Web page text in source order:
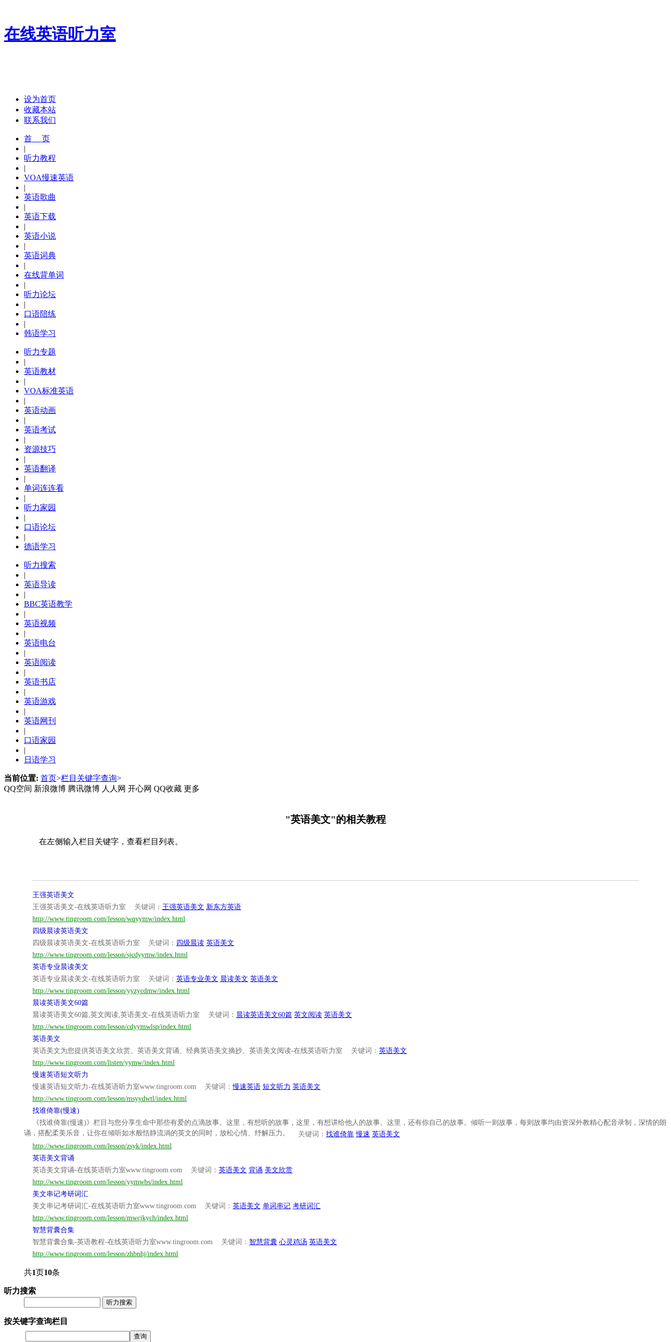
在线英语听力室
设为首页
收藏本站
联系我们
首 页
|
听力教程
|
VOA慢速英语
|
英语歌曲
|
英语下载
|
英语小说
|
英语词典
|
在线背单词
|
听力论坛
|
口语陪练
|
韩语学习
听力专题
|
英语教材
|
VOA标准英语
|
英语动画
|
英语考试
|
资源技巧
|
英语翻译
|
单词连连看
|
听力家园
|
口语论坛
|
德语学习
听力搜索
|
英语导读
|
BBC英语教学
|
英语视频
|
英语电台
|
英语阅读
|
英语书店
|
英语游戏
|
英语网刊
|
口语家园
|
日语学习
当前位置: 首页>栏目关键字查询>
QQ空间 新浪微博 腾讯微博 人人网 开心网 QQ收藏 更多
"英语美文"的相关教程
在左侧输入栏目关键字，查看栏目列表。
王强英语美文
王强英语美文-在线英语听力室
关键词： 王强英语美文 新东方英语
http://www.tingroom.com/lesson/wqyymw/index.html
四级晨读英语美文
四级晨读英语美文-在线英语听力室
关键词： 四级晨读 英语美文
http://www.tingroom.com/lesson/sjcdyymw/index.html
英语专业晨读美文
英语专业晨读美文-在线英语听力室
关键词： 英语专业美文 晨读美文 英语美文
http://www.tingroom.com/lesson/yyzycdmw/index.html
晨读英语美文60篇
晨读英语美文60篇,英文阅读,英语美文-在线英语听力室
关键词： 晨读英语美文60篇 英文阅读 英语美文
http://www.tingroom.com/lesson/cdyymwlsp/index.html
英语美文
英语美文为您提供英语美文欣赏、英语美文背诵、经典英语美文摘抄、英语美文阅读-在线英语听力室
关键词： 英语美文
http://www.tingroom.com/listen/yymw/index.html
慢速英语短文听力
慢速英语短文听力-在线英语听力室www.tingroom.com
关键词：慢速英语 短文听力 英语美文
http://www.tingroom.com/lesson/msyydwtl/index.html
找谁倚靠(慢速)
《找谁倚靠(慢速)》栏目与您分享生命中那些有爱的点滴故事。这里，有想听的故事，这里，有想讲给他人的故事。这里，还有你自己的故事。倾听一则故事，每则故事均由资深外教精心配音录制，深情的朗
诵，搭配柔美乐音，让你在倾听如水般恬静流淌的英文的同时，放松心情、纾解压力。 关键词： 找谁倚靠 慢速 英语美文
http://www.tingroom.com/lesson/zsyk/index.html
英语美文背诵
英语美文背诵-在线英语听力室www.tingroom.com
关键词： 英语美文 背诵 美文欣赏
http://www.tingroom.com/lesson/yymwbs/index.html
美文串记考研词汇
美文串记考研词汇-在线英语听力室www.tingroom.com
关键词： 英语美文 单词串记 考研词汇
http://www.tingroom.com/lesson/mwcjkych/index.html
智慧背囊合集
智慧背囊合集-英语教程-在线英语听力室www.tingroom.com
关键词： 智慧背囊 心灵鸡汤 英语美文
http://www.tingroom.com/lesson/zhbnhj/index.html
共1页10条
听力搜索
听力搜索
按关键字查询栏目